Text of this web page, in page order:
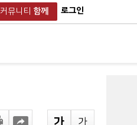
커뮤니티 함께 로그인